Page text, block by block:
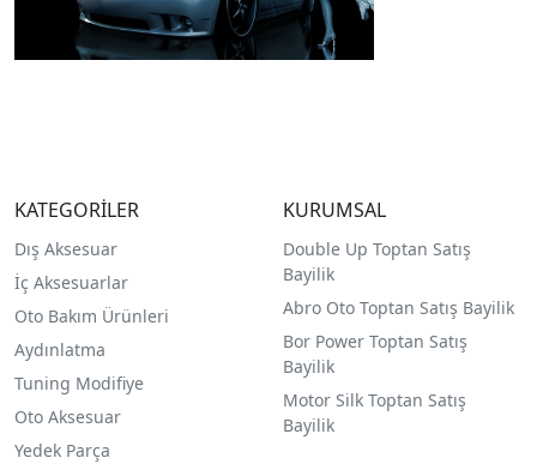
KATEGORİLER
Dış Aksesuar
İç Aksesuarlar
Oto Bakım Ürünleri
Aydınlatma
Tuning Modifiye
Oto Aksesuar
Yedek Parça
KURUMSAL
Double Up Toptan Satış
Bayilik
Abro Oto Toptan Satış Bayilik
Bor Power Toptan Satış
Bayilik
Motor Silk Toptan Satış
Bayilik